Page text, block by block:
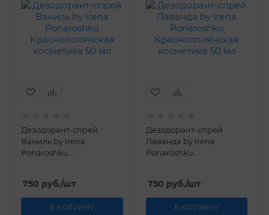
Дезодорант-спрей
Ваниль by Irena
Ponaroshku
750 руб./шт
В КОРЗИНУ
Дезодорант-спрей
Лаванда by Irena
Ponaroshku
750 руб./шт
В КОРЗИНУ